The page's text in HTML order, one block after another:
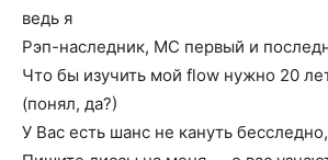
ведь я
Рэп-наследник, МС первый и
Что бы изучить мой flow нужно 20
(понял, да?)
У Вас есть шанс не кануть бесследно,